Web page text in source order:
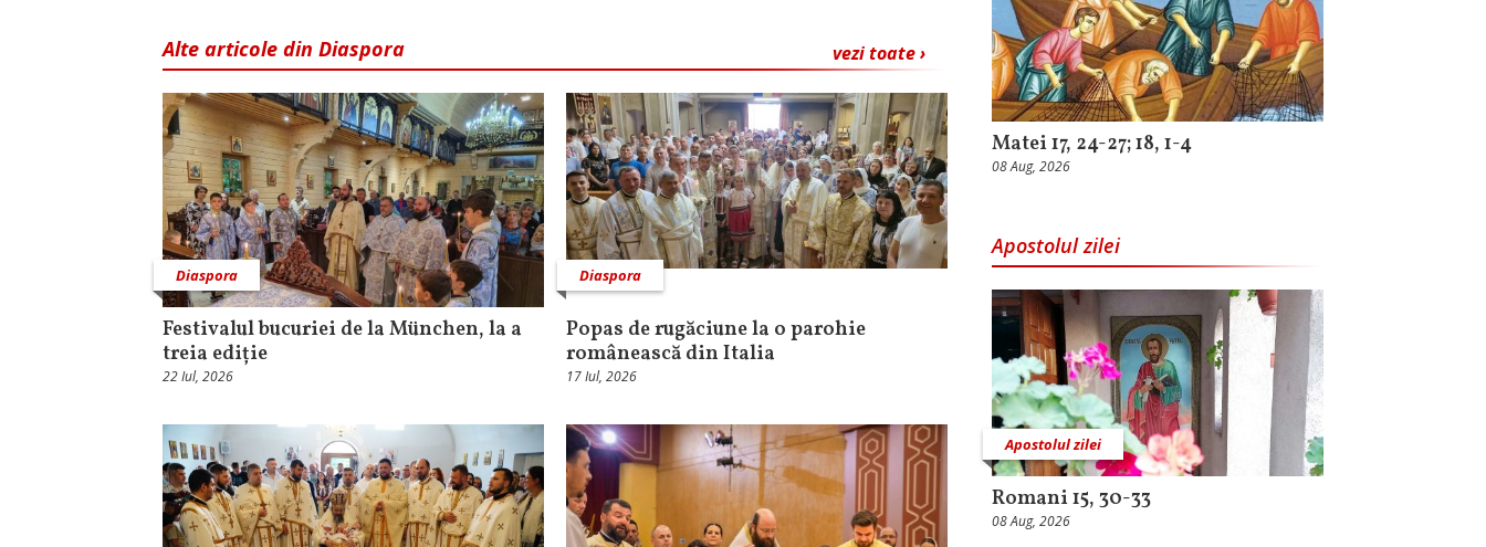
vezi toate ›
Alte articole din Diaspora
Diaspora
Festivalul bucuriei de la München, la a
treia ediție
22 Iul, 2026
Diaspora
Popas de rugăciune la o parohie
românească din Italia
17 Iul, 2026
Matei 17, 24-27; 18, 1-4
08 Aug, 2026
Apostolul zilei
Apostolul zilei
Romani 15, 30-33
08 Aug, 2026